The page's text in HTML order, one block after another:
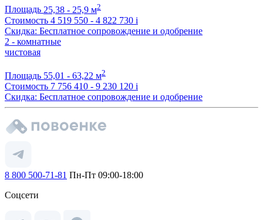
Площадь 25,38 - 25,9 м2
Стоимость 4 519 550 - 4 822 730 i
Скидка: Бесплатное сопровождение и одобрение
2 - комнатные
чистовая
Площадь 55,01 - 63,22 м2
Стоимость 7 756 410 - 9 230 120 i
Скидка: Бесплатное сопровождение и одобрение
8 800 500-71-81 Пн-Пт 09:00-18:00
Соцсети